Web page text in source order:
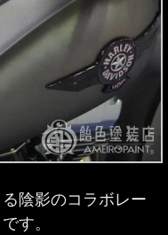
陰影のコラボレー
す。